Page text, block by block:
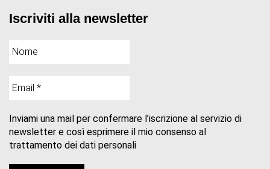
Iscriviti alla newsletter
Inviami una mail per confermare l’iscrizione al servizio di
newsletter e così esprimere il mio consenso al
trattamento dei dati personali